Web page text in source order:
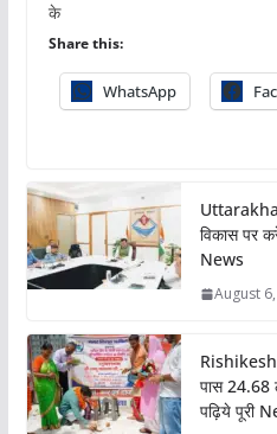
के
Share this:
WhatsApp
विकास पर
News
August
पास
पढ़िये पूरी